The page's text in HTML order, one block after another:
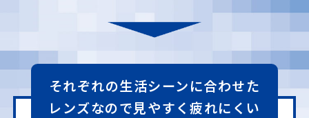
それぞれの生活シーンに合わせた
レンズなので見やすく疲れにくい